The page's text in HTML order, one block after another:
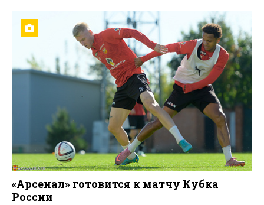
«Арсенал» готовится к матчу Кубка
России